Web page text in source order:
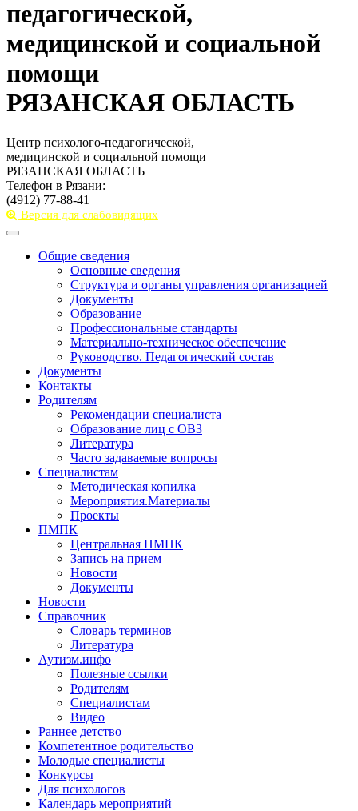
педагогической,
медицинской и социальной
помощи
РЯЗАНСКАЯ ОБЛАСТЬ
Центр психолого-педагогической,
медицинской и социальной помощи
РЯЗАНСКАЯ ОБЛАСТЬ
Телефон в Рязани:
(4912) 77-88-41
Версия для слабовидящих
Toggle
navigationОбщие сведения
Основные сведения
Структура и органы управления организацией
Документы
Образование
Профессиональные стандарты
Материально-техническое обеспечение
Руководство. Педагогический состав
Документы
Контакты
Родителям
Рекомендации специалиста
Образование лиц с ОВЗ
Литература
Часто задаваемые вопросы
Специалистам
Методическая копилка
Мероприятия.Материалы
Проекты
ПМПК
Центральная ПМПК
Запись на прием
Новости
Документы
Новости
Справочник
Словарь терминов
Литература
Аутизм.инфо
Полезные ссылки
Родителям
Специалистам
Видео
Раннее детство
Компетентное родительство
Молодые специалисты
Конкурсы
Для психологов
Календарь мероприятий